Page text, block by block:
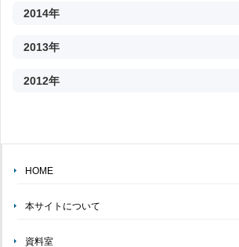
2014年
2013年
2012年
HOME
本サイトについて
資料室